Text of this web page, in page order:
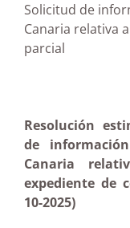
Solicitud de
Canaria relativa
parcial
Resolución
de
Canaria
expediente de
10-2025)